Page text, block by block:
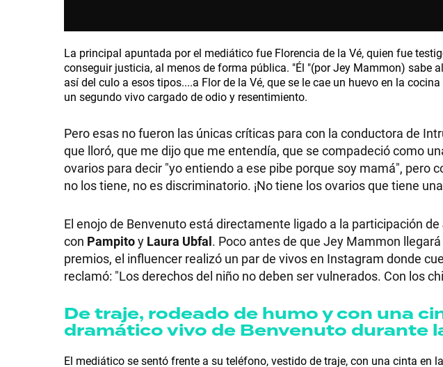
La principal apuntada por el mediático fue Florencia de la Vé, quien fue
conseguir justicia, al menos de forma pública. "Él "(por Jey Mammon) sabe
así del culo a esos tipos....a Flor de la Vé, que se le cae un huevo en la
un segundo vivo cargado de odio y resentimiento.
Pero esas no fueron las únicas críticas para con la conductora de
que lloró, que me dijo que me entendía, que se compadeció como
ovarios para decir "yo entiendo a ese pibe porque soy mamá", pero
no los tiene, no es discriminatorio. ¡No tiene los ovarios que tiene
El enojo de Benvenuto está directamente ligado a la participación
con Pampitoy Laura Ubfal. Poco antes de que Jey Mammon
premios, el influencer realizó un par de vivos en Instagram donde
reclamó: "Los derechos del niño no deben ser vulnerados. Con los
De traje, rodeado de humo y con una
dramático vivo de Benvenuto durante
El mediático se sentó frente a su teléfono, vestido de traje, con una cinta en
SHOW
POLÍTICA
ACTUALIDAD
POLICIALES